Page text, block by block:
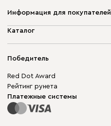
Информация для покупателей
О компании
Гарантия
Для бизнеса
Карта сайта
Каталог
Корпусная мебель
Модульная мебель
Столы и стулья
Победитель
Red Dot Award
Рейтинг рунета
Платежные системы